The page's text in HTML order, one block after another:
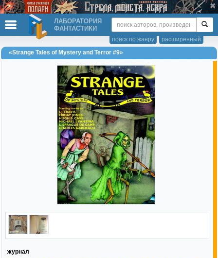
ЛАБОРАТОРИЯ
ФАНТАСТИКИ
расширенный
поиск по жанру
«Strange Tales of Mystery and Terror #9»
журнал